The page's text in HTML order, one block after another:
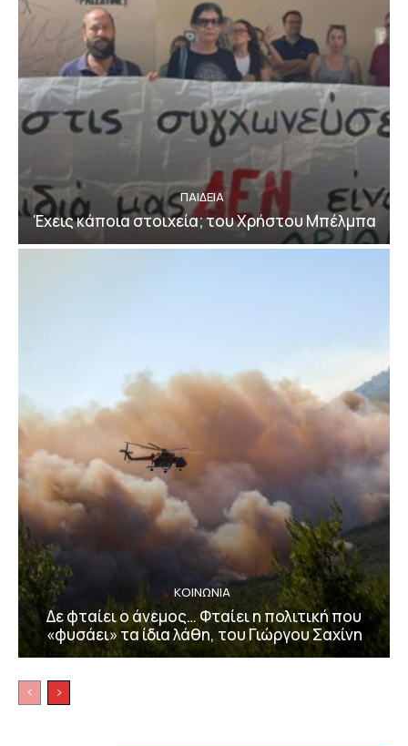
ΠΑΙΔΕΙΑ
Έχεις κάποια στοιχεία; του Χρήστου Μπέλμπα
ΚΟΙΝΩΝΙΑ
Δε φταίει ο άνεμος… Φταίει η πολιτική που
«φυσάει» τα ίδια λάθη, του Γιώργου Σαχίνη